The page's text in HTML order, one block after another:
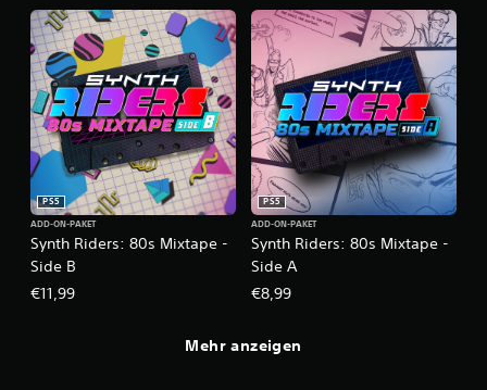
Synth Riders: 80s Mixtape -
Side B
PS5
ADD-ON-PAKET
€11,99
Synth Riders: 80s Mixtape -
Side A
PS5
ADD-ON-PAKET
€8,99
Mehr anzeigen